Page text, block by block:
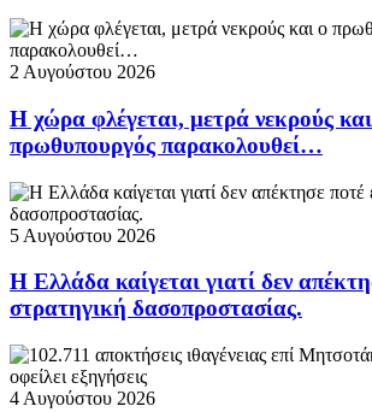
2 Αυγούστου 2026
Η χώρα φλέγεται, μετρά νεκρούς
πρωθυπουργός παρακολουθεί…
5 Αυγούστου 2026
Η Ελλάδα καίγεται γιατί δεν
στρατηγική δασοπροστασίας.
4 Αυγούστου 2026